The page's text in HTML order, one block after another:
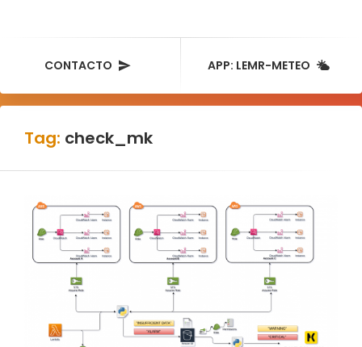
CONTACTO APP: LEMR-METEO
Tag: check_mk